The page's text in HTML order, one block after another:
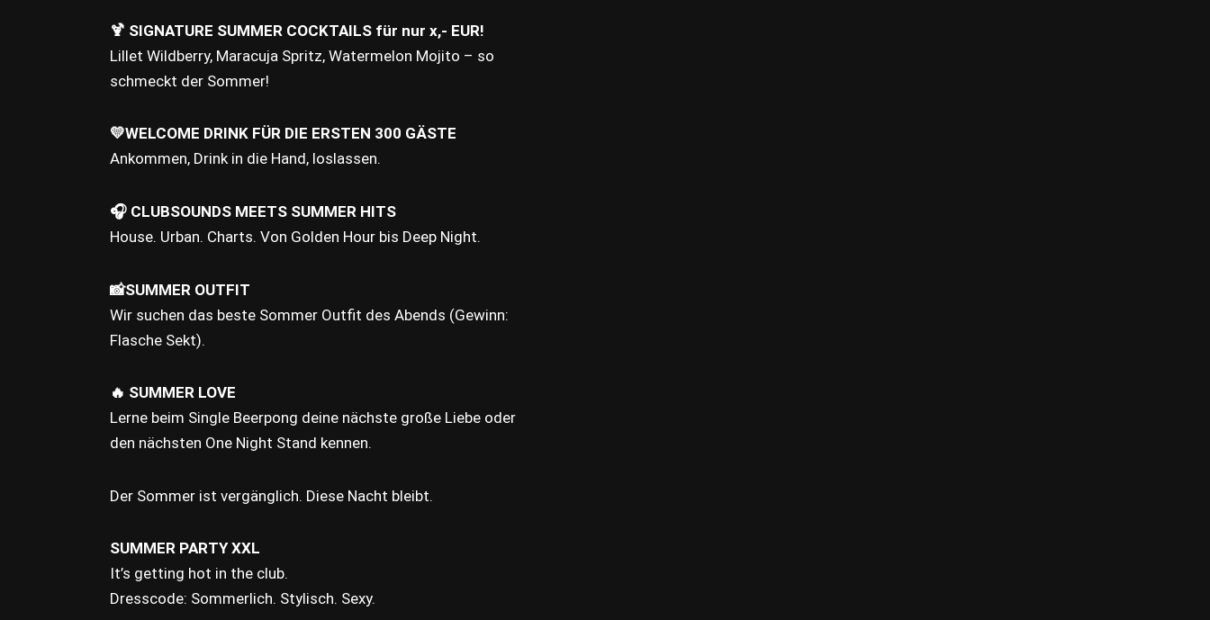
🍹 SIGNATURE SUMMER COCKTAILS für nur x,- EUR!
Lillet Wildberry, Maracuja Spritz, Watermelon Mojito – so
schmeckt der Sommer!
💛WELCOME DRINK FÜR DIE ERSTEN 300 GÄSTE
Ankommen, Drink in die Hand, loslassen.
🎧 CLUBSOUNDS MEETS SUMMER HITS
House. Urban. Charts. Von Golden Hour bis Deep Night.
📸SUMMER OUTFIT
Wir suchen das beste Sommer Outfit des Abends (Gewinn:
Flasche Sekt).
🔥 SUMMER LOVE
Lerne beim Single Beerpong deine nächste große Liebe oder
den nächsten One Night Stand kennen.
Der Sommer ist vergänglich. Diese Nacht bleibt.
SUMMER PARTY XXL
It’s getting hot in the club.
Dresscode: Sommerlich. Stylisch. Sexy.